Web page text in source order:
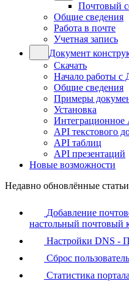
Почтовый
Общие сведения
Работа в почте
Учетная запись
Документ
Скачать
Начало работы с
Общие сведения
Примеры
Установка
Интеграционное
API текстового
API таблиц
API презентаций
Новые возможности
Недавно обновлённые статьи
Добавление
настольный почтовый
Настройки DNS -
Сброс
Статистика портала